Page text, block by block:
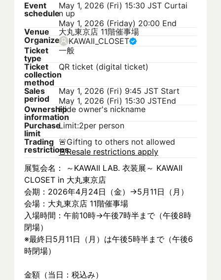
Event
schedule
May 1, 2026 (Fri) 15:30 JST Curtai
n up
May 1, 2026 (Friday) 20:00 End
Venue
大丸東京店 11階催事場
Organizer KAWAII_CLOSET
Ticket
type
一般
Ticket
collection
method
QR ticket (digital ticket)
Sales
period
May 1, 2026 (Fri) 9:45 JST Start
May 1, 2026 (Fri) 15:30 JSTEnd
Ownership
information
Hide owner's nickname
Purchase
limit
Limit:2per person
Trading
restrictions
🚨Gifting to others not allowed
🚨Resale restrictions apply
展覧会名： ～KAWAII LAB. 衣装展～ KAWAII
CLOSET in 大丸東京店
会期：2026年4月24日（金）→5月11日（月）
会場：大丸東京店 11階催事場
入場時間：午前10時→午後7時半まで（午後8時
閉場）
※最終日5月11日（月）は午後5時半まで（午後6
時閉場）
金額（当日：税込み）